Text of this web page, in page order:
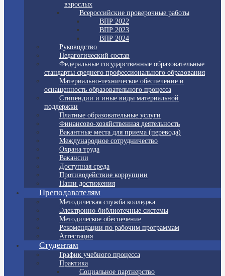
взрослых
Всероссийские проверочные работы
ВПР 2022
ВПР 2023
ВПР 2024
Руководство
Педагогический состав
Федеральные государственные образовательные
стандарты среднего профессионального образования
Материально-техническое обеспечение и
оснащенность образовательного процесса
Стипендии и иные виды материальной
поддержки
Платные образовательные услуги
Финансово-хозяйственная деятельность
Вакантные места для приема (перевода)
Международное сотрудничество
Охрана труда
Вакансии
Доступная среда
Противодействие коррупции
Наши достижения
Преподавателям
Методическая служба колледжа
Электронно-библиотечные системы
Методическое обеспечение
Рекомендации по рабочим программам
Аттестация
Студентам
График учебного процесса
Практика
Социальное партнерство